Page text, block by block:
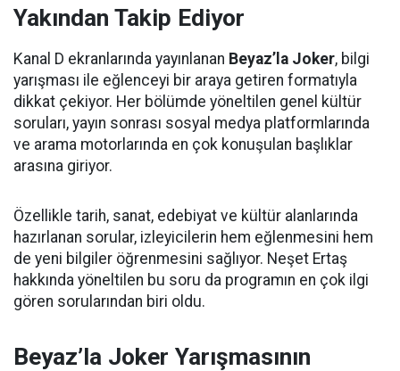
Yakından Takip Ediyor
Kanal D ekranlarında yayınlanan Beyaz’la Joker, bilgi
yarışması ile eğlenceyi bir araya getiren formatıyla
dikkat çekiyor. Her bölümde yöneltilen genel kültür
soruları, yayın sonrası sosyal medya platformlarında
ve arama motorlarında en çok konuşulan başlıklar
arasına giriyor.
Özellikle tarih, sanat, edebiyat ve kültür alanlarında
hazırlanan sorular, izleyicilerin hem eğlenmesini hem
de yeni bilgiler öğrenmesini sağlıyor. Neşet Ertaş
hakkında yöneltilen bu soru da programın en çok ilgi
gören sorularından biri oldu.
Beyaz’la Joker Yarışmasının